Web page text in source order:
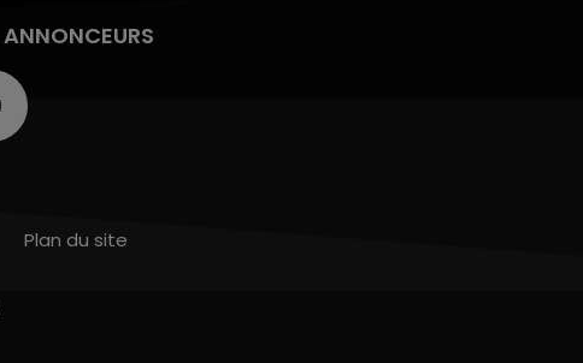
ANNONCEURS
Plan du site